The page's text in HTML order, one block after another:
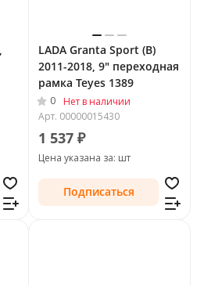
LADA Granta Sport (B)
2011-2018, 9" переходная
рамка Teyes 1389
0
Нет в наличии
Арт. 00000015430
1 537 ₽
Цена указана за: шт
Подписаться